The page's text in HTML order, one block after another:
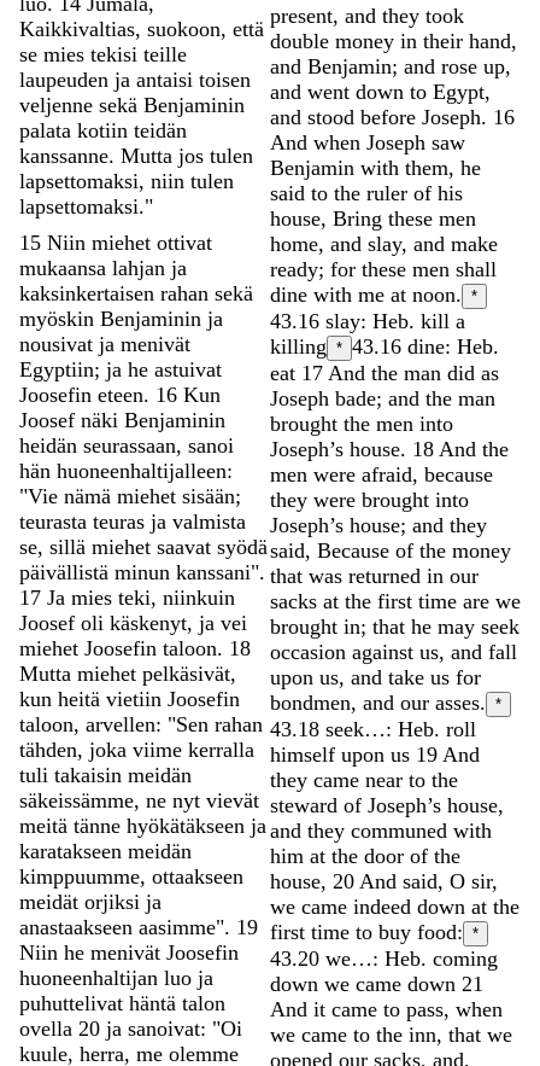
Kaikkivaltias, suokoon, että
se mies tekisi teille
laupeuden ja antaisi toisen
veljenne sekä Benjaminin
palata kotiin teidän
kanssanne. Mutta jos tulen
lapsettomaksi, niin tulen
lapsettomaksi."
15 Niin miehet ottivat
mukaansa lahjan ja
kaksinkertaisen rahan sekä
myöskin Benjaminin ja
nousivat ja menivät
Egyptiin; ja he astuivat
Joosefin eteen. 16 Kun
Joosef näki Benjaminin
heidän seurassaan, sanoi
hän huoneenhaltijalleen:
"Vie nämä miehet sisään;
teurasta teuras ja valmista
se, sillä miehet saavat syödä
päivällistä minun kanssani".
17 Ja mies teki, niinkuin
Joosef oli käskenyt, ja vei
miehet Joosefin taloon. 18
Mutta miehet pelkäsivät,
kun heitä vietiin Joosefin
taloon, arvellen: "Sen rahan
tähden, joka viime kerralla
tuli takaisin meidän
säkeissämme, ne nyt vievät
meitä tänne hyökätäkseen ja
karatakseen meidän
kimppuumme, ottaakseen
meidät orjiksi ja
anastaakseen aasimme". 19
Niin he menivät Joosefin
huoneenhaltijan luo ja
puhuttelivat häntä talon
ovella 20 ja sanoivat: "Oi
kuule, herra, me olemme
present, and they took
double money in their hand,
and Benjamin; and rose up,
and went down to Egypt,
and stood before Joseph. 16
And when Joseph saw
Benjamin with them, he
said to the ruler of his
house, Bring these men
home, and slay, and make
ready; for these men shall
dine with me at noon. *
43.16 slay: Heb. kill a
killing * 43.16 dine: Heb.
eat 17 And the man did as
Joseph bade; and the man
brought the men into
Joseph’s house. 18 And the
men were afraid, because
they were brought into
Joseph’s house; and they
said, Because of the money
that was returned in our
sacks at the first time are we
brought in; that he may seek
occasion against us, and fall
upon us, and take us for
bondmen, and our asses. *
43.18 seek…: Heb. roll
himself upon us 19 And
they came near to the
steward of Joseph’s house,
and they communed with
him at the door of the
house, 20 And said, O sir,
we came indeed down at the
first time to buy food: *
43.20 we…: Heb. coming
down we came down 21
And it came to pass, when
we came to the inn, that we
opened our sacks, and,